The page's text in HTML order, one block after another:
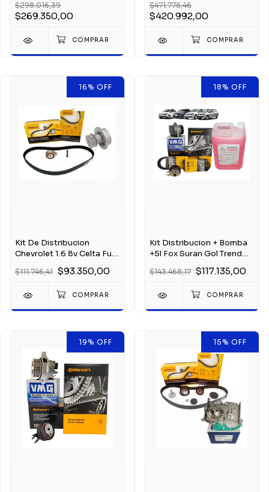
$298.016,39
$269.350,00
$471.775,46
$420.992,00
16% OFF
Kit De Distribucion
Chevrolet 1.6 8v Celta Fun
$111.746,41 $93.350,00
18% OFF
Kit Distribucion + Bomba
+5l Fox Suran Gol Trend
$143.468,17 $117.135,00
19% OFF 15% OFF